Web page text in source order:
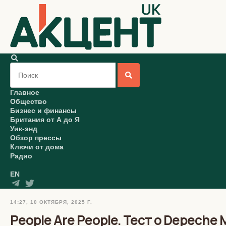
Главное
Общество
Бизнес и финансы
Британия от А до Я
Уик-энд
Обзор прессы
Ключи от дома
Радио
EN
14:27, 10 ОКТЯБРЯ, 2025 Г.
People Are People. Тест о Depeche